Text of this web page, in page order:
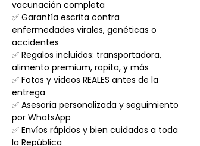
vacunación completa
✅ Garantía escrita contra
enfermedades virales, genéticas o
accidentes
✅ Regalos incluidos: transportadora,
alimento premium, ropita, y más
✅ Fotos y videos REALES antes de la
entrega
✅ Asesoría personalizada y seguimiento
por WhatsApp
✅ Envíos rápidos y bien cuidados a toda
la República